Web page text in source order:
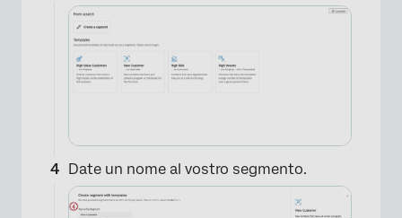
Date un nome al vostro segmento.